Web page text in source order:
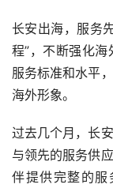
长安出海，服务
程”，不断强化
服务标准和水平
海外形象。
过去几个月，长
与领先的服务供
伴提供完整的服